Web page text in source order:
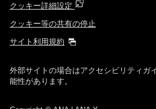
クッキー詳細設定
クッキー等の共有の停止
サイト利用規約
外部サイトの場合はアクセシビリティガ
能性があります。